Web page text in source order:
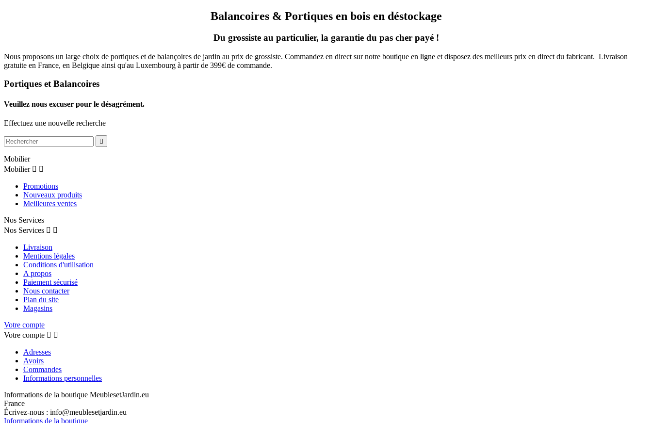
Balancoires & Portiques en bois en déstockage
Du grossiste au particulier, la garantie du pas cher payé !
Nous proposons un large choix de portiques et de balançoires de jardin au prix de grossiste. Commandez en direct sur notre boutique en ligne et disposez des meilleurs prix en direct du fabricant. Livraison
gratuite en France, en Belgique ainsi qu'au Luxembourg à partir de 399€ de commande.
Portiques et Balancoires
Veuillez nous excuser pour le désagrément.
Effectuez une nouvelle recherche

Mobilier
Mobilier  
Promotions
Nouveaux produits
Meilleures ventes
Nos Services
Nos Services  
Livraison
Mentions légales
Conditions d'utilisation
A propos
Paiement sécurisé
Nous contacter
Plan du site
Magasins
Votre compte
Votre compte  
Adresses
Avoirs
Commandes
Informations personnelles
Informations de la boutique MeublesetJardin.eu
France
Écrivez-nous : info@meublesetjardin.eu
Informations de la boutique